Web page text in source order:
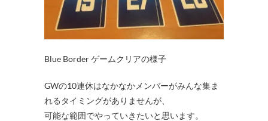
Blue Border ゲームクリアの様子
GWの10連休はなかなかメンバーがみんな集ま
れるタイミングがありませんが、
可能な範囲でやっていきたいと思います。